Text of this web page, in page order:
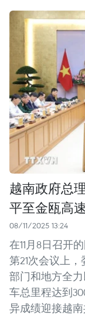
越南政府总
平至金瓯高
08/11/2025 13:24
在11月8日召开
第21次会议上
部门和地方全
车总里程达到
异成绩迎接越